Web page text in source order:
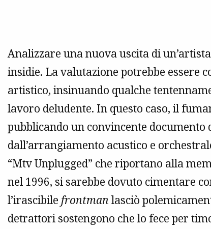
Analizzare una nuova uscita di
insidie. La valutazione potrebbe essere
artistico, insinuando qualche
lavoro deludente. In questo caso, il
pubblicando un convincente
dall’arrangiamento acustico e
“Mtv Unplugged” che riportano alla
nel 1996, si sarebbe dovuto cimentare
l’irascibile frontman lasciò
detrattori sostengono che lo fece per